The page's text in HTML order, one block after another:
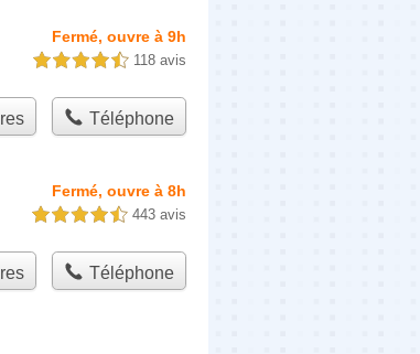
Fermé, ouvre à 9h
4,5 étoiles sur 5 118 avis
Téléphone
Fermé, ouvre à 8h
4,5 étoiles sur 5 443 avis
Téléphone